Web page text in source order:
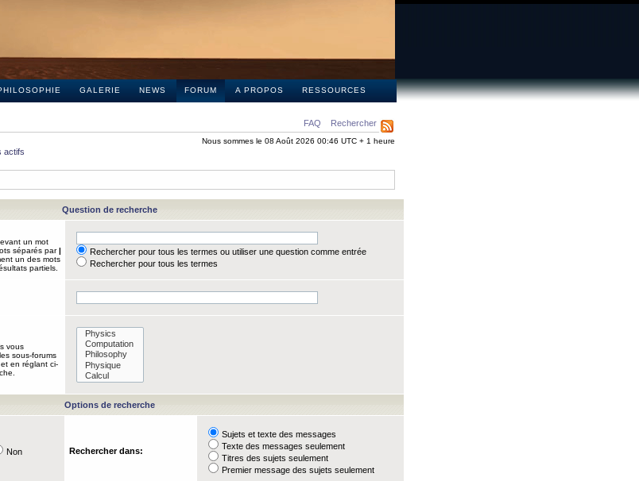
GALERIE NEWS FORUM A PROPOS RESSOURCES
FAQ Rechercher
Nous sommes le 08 Août 2026 00:46 UTC + 1 heure
actifs
Question de recherche
un mot
séparés par|
un des mots
partiels.
Rechercher pour tous les termes ou utiliser une question comme entrée
Rechercher pour tous les termes
vous
sous-forums
en réglant ci-
Options de recherche
Non Rechercher dans:
Sujets et texte des messages
Texte des messages seulement
Titres des sujets seulement
Premier message des sujets seulement